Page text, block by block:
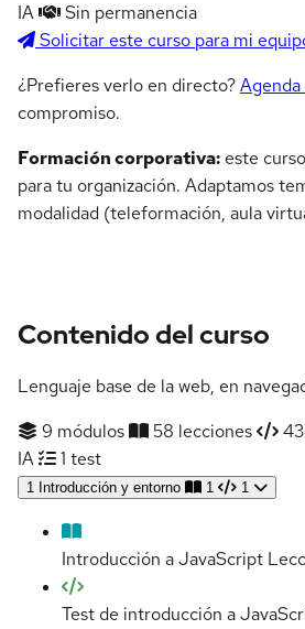
IA
Sin permanencia
Solicitar este curso para mi
¿Prefieres verlo en directo?
compromiso.
Formación corporativa: este
para tu organización. Adaptamos
modalidad (teleformación, aula
Contenido del curso
Lenguaje base de la web, en
9 módulos
58 lecciones
IA
1 test
1 Introducción y entorno 1 1
Introducción a JavaScript
Test de introducción a